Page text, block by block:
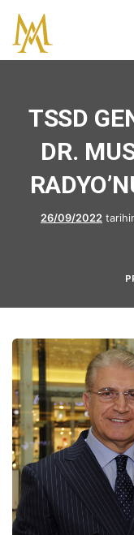
TSSD
DR.
26/09/2022